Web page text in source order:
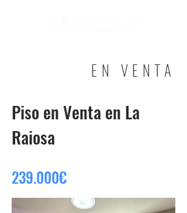
EN VENTA
Piso en Venta en La
Raiosa
239.000€